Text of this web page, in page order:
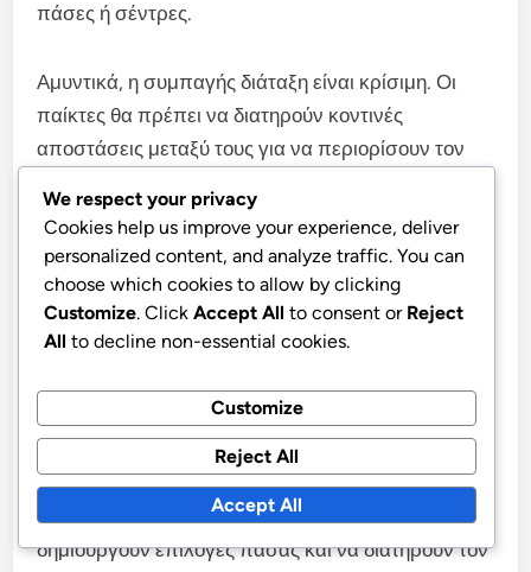
πάσες ή σέντρες.
Αμυντικά, η συμπαγής διάταξη είναι κρίσιμη. Οι
παίκτες θα πρέπει να διατηρούν κοντινές
αποστάσεις μεταξύ τους για να περιορίσουν τον
τους σε λιγότερο ευνοϊκές θέσεις.
Διατήρηση κατοχής μέσω διαχείρισης
χώρου
απαραίτητη για τη διατήρηση της κατοχής στη
διάταξη 4-3-1-2. Οι παίκτες πρέπει να είναι
ενήμεροι για την τοποθέτησή τους σε σχέση με
τους συμπαίκτες και τους αντιπάλους για να
δημιουργούν επιλογές πάσας και να διατηρούν τον
We respect your privacy
Cookies help us improve your experience, deliver
personalized content, and analyze traffic. You can
choose which cookies to allow by clicking
Customize. Click Accept All to consent or Reject
All to decline non-essential cookies.
Customize
Reject All
Accept All